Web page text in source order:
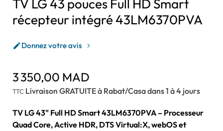
TV LG 43 pouces Full HD Smart
récepteur intégré 43LM6370PVA
Donnez votre avis
3 350,00 MAD
TTC Livraison GRATUITE à Rabat/Casa dans 1 à 4 jours
TV LG 43" Full HD Smart 43LM6370PVA – Processeur
Quad Core, Active HDR, DTS Virtual:X, webOS et